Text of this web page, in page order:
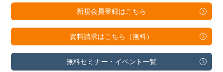
新規会員登録はこちら
資料請求はこちら（無料）
無料セミナー・ イベント一覧